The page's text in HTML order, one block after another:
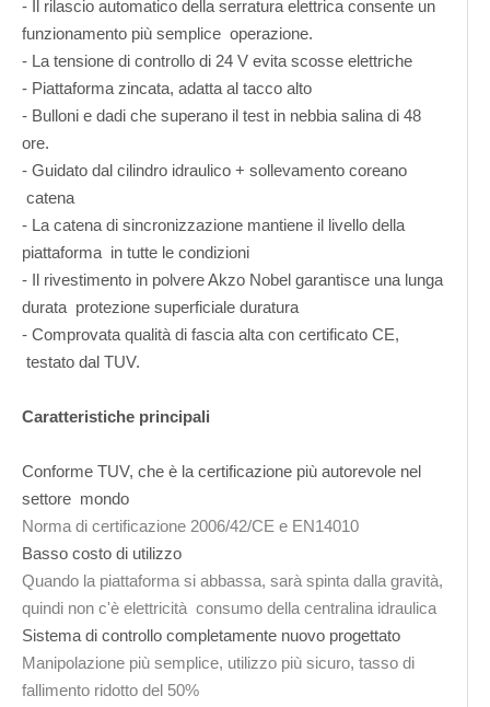
- Il rilascio automatico della serratura elettrica consente un
funzionamento più semplice operazione.
- La tensione di controllo di 24 V evita scosse elettriche
- Piattaforma zincata, adatta al tacco alto
- Bulloni e dadi che superano il test in nebbia salina di 48
ore.
- Guidato dal cilindro idraulico + sollevamento coreano
catena
- La catena di sincronizzazione mantiene il livello della
piattaforma in tutte le condizioni
- Il rivestimento in polvere Akzo Nobel garantisce una lunga
durata protezione superficiale duratura
- Comprovata qualità di fascia alta con certificato CE,
testato dal TUV.
Caratteristiche principali
Conforme TUV, che è la certificazione più autorevole nel
settore mondo
Norma di certificazione 2006/42/CE e EN14010
Basso costo di utilizzo
Quando la piattaforma si abbassa, sarà spinta dalla gravità,
quindi non c'è elettricità consumo della centralina idraulica
Sistema di controllo completamente nuovo progettato
Manipolazione più semplice, utilizzo più sicuro, tasso di
fallimento ridotto del 50%